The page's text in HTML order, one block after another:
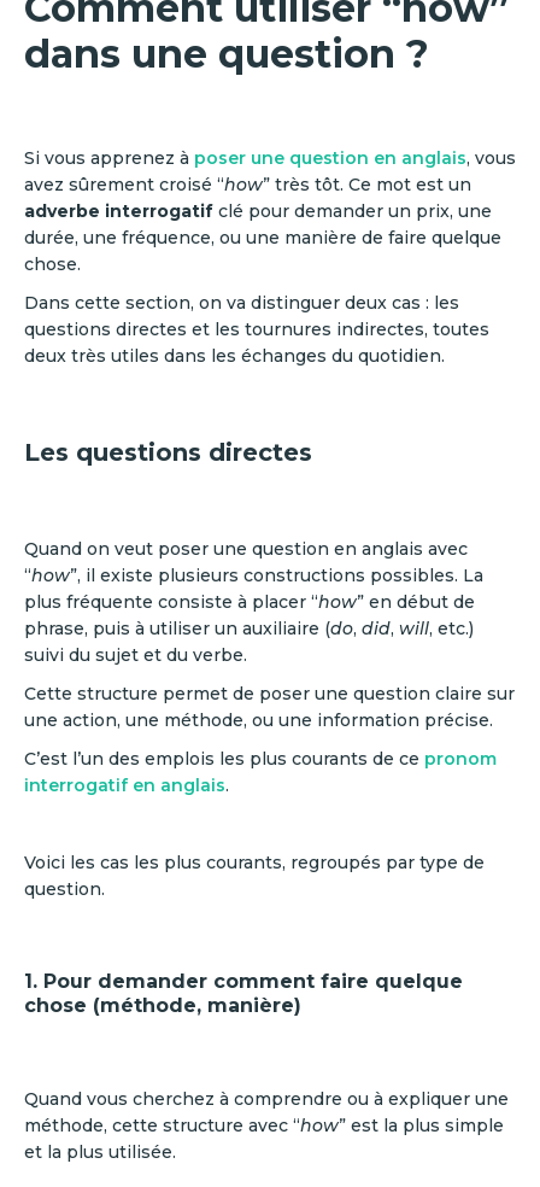
dans une question ?
Si vous apprenez à poser une question en anglais, vous
avez sûrement croisé “how” très tôt. Ce mot est un
adverbe interrogatif clé pour demander un prix, une
durée, une fréquence, ou une manière de faire quelque
chose.
Dans cette section, on va distinguer deux cas : les
questions directes et les tournures indirectes, toutes
deux très utiles dans les échanges du quotidien.
Les questions directes
Quand on veut poser une question en anglais avec
“how”, il existe plusieurs constructions possibles. La
plus fréquente consiste à placer “how” en début de
phrase, puis à utiliser un auxiliaire (do, did, will, etc.)
suivi du sujet et du verbe.
Cette structure permet de poser une question claire sur
une action, une méthode, ou une information précise.
C’est l’un des emplois les plus courants de ce pronom
interrogatif en anglais.
Voici les cas les plus courants, regroupés par type de
question.
1. Pour demander comment faire quelque
chose (méthode, manière)
Quand vous cherchez à comprendre ou à expliquer une
méthode, cette structure avec “how” est la plus simple
et la plus utilisée.